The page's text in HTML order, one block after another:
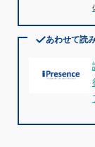
あわせて読